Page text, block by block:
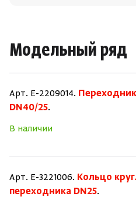
Модельный ряд
Арт. E-2209014.
DN40/25.
В наличии
Арт. E-3221006. Кольцо
переходника DN25.